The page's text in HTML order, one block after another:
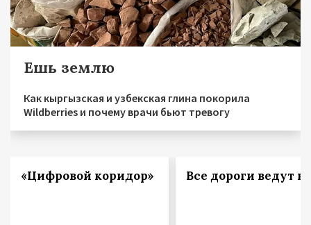
Ешь землю
Как кыргызская и узбекская глина покорила
Wildberries и почему врачи бьют тревогу
«Цифровой коридор» Все дороги ведут в